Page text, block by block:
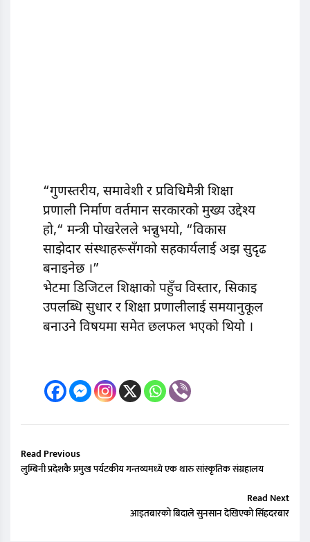
“गुणस्तरीय, समावेशी र प्रविधिमैत्री शिक्षा
प्रणाली निर्माण वर्तमान सरकारको मुख्य उद्देश्य
हो,“ मन्त्री पोखरेलले भन्नुभयो, “विकास
साझेदार संस्थाहरूसँगको सहकार्यलाई अझ सुदृढ
बनाइनेछ ।”
भेटमा डिजिटल शिक्षाको पहुँच विस्तार, सिकाइ
उपलब्धि सुधार र शिक्षा प्रणालीलाई समयानुकूल
बनाउने विषयमा समेत छलफल भएको थियो ।
Read Previous
लुम्बिनी प्रदेशकै प्रमुख पर्यटकीय गन्तव्यमध्ये एक थारु सांस्कृतिक संग्रहालय
Read Next
आइतबारको बिदाले सुनसान देखिएको सिंहदरबार